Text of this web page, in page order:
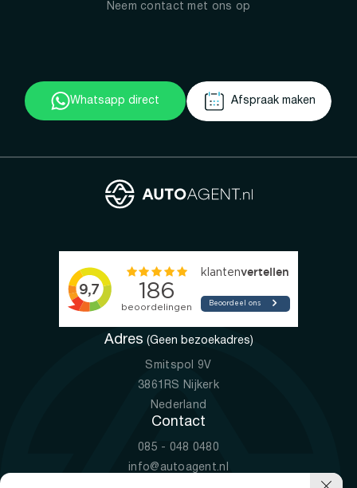
Neem contact met ons op
Whatsapp direct Afspraak maken
Adres (Geen bezoekadres)
Smitspol 9V
3861RS Nijkerk
Nederland
Contact
085 - 048 0480
info@autoagent.nl